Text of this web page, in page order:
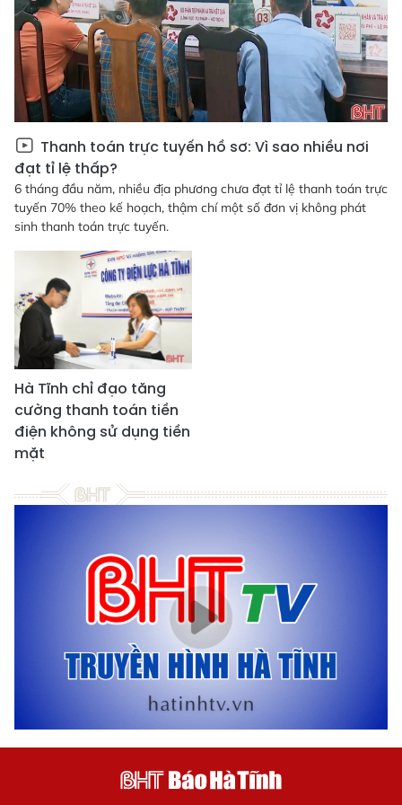
Thanh toán trực tuyến hồ sơ: Vì sao nhiều nơi
đạt tỉ lệ thấp?
6 tháng đầu năm, nhiều địa phương chưa đạt tỉ lệ thanh toán trực
tuyến 70% theo kế hoạch, thậm chí một số đơn vị không phát
sinh thanh toán trực tuyến.
Hà Tĩnh chỉ đạo tăng
cường thanh toán tiền
điện không sử dụng tiền
mặt